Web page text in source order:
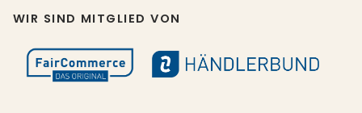
WIR SIND MITGLIED VON